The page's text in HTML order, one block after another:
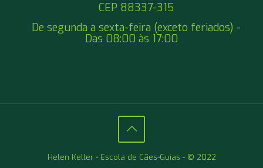
CEP 88337-315
De segunda a sexta-feira (exceto feriados) -
Das 08:00 às 17:00
Helen Keller - Escola de Cães-Guias - © 2022